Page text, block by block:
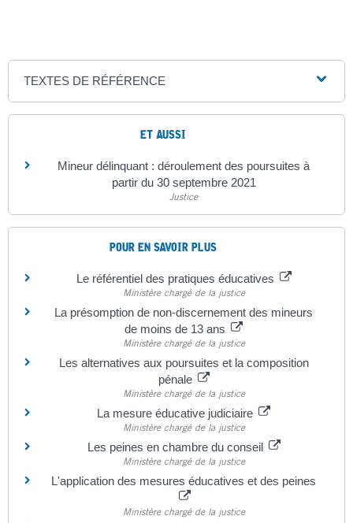
TEXTES DE RÉFÉRENCE
ET AUSSI
Mineur délinquant : déroulement des poursuites à
partir du 30 septembre 2021
Justice
POUR EN SAVOIR PLUS
Le référentiel des pratiques éducatives
Ministère chargé de la justice
La présomption de non-discernement des mineurs
de moins de 13 ans
Ministère chargé de la justice
Les alternatives aux poursuites et la composition
pénale
Ministère chargé de la justice
La mesure éducative judiciaire
Ministère chargé de la justice
Les peines en chambre du conseil
Ministère chargé de la justice
L'application des mesures éducatives et des peines
Ministère chargé de la justice